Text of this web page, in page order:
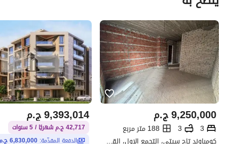
ج.م9,250,000
3
3
188 متر مربع
كومباوند تاج سيتي، التجمع الاول، القاهرة الجديدة، القاهرة
ج.م9,393,014
42,717 ج.م شهريًا / 5 سنوات
الدفعة المقدّمة: 6,830,000 ج.م